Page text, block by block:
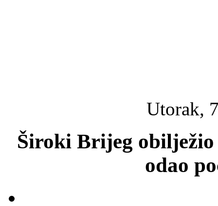
Utorak,
Široki Brijeg
odao